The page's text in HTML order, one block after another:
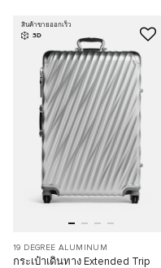
สินค้าขายออกเร็ว
3D
19 DEGREE ALUMINUM
กระเป๋าเดินทาง Extended Trip